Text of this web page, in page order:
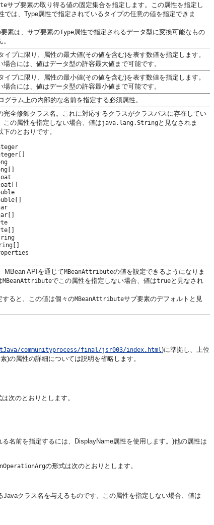
サブ要素の取り得る値の固定集合を指定します。この属性を指定し
では、Type属性で指定されているタイプの任意の値を指定できま
素は、サブ要素のType属性で指定されるデータ型に変換可能なもの
イプに限り、属性の最大値(その値を含む)を表す数値を指定します。
場合には、値はデータ型の許容最大値まで可能です。
イプに限り、属性の最小値(その値を含む)を表す数値を指定します。
場合には、値はデータ型の許容最小値まで可能です。
グラム上の内部的な名前を指定する必須属性。
完全修飾クラス名。これに対応するクラスがクラスパスに存在してい
この属性を指定しない場合、値はjava.lang.Stringと見なされま
のとおりです。
MBean APIを通じてMBeanAttributeの値を設定できるようになりま
MBeanAttributeでこの属性を指定しない場合、値はtrueと見なされ
すると、この値は個々のMBeanAttributeサブ要素のデフォルトと見
communityprocess/final/jsr003/index.html)に準拠し、上位
)の属性の詳細については説明を省略します。
次のとおりとします。
名前を指定するには、DisplayName属性を使用します。)他の属性は
の形式は次のとおりとします。
クラス名を与えるものです。この属性を指定しない場合、値は